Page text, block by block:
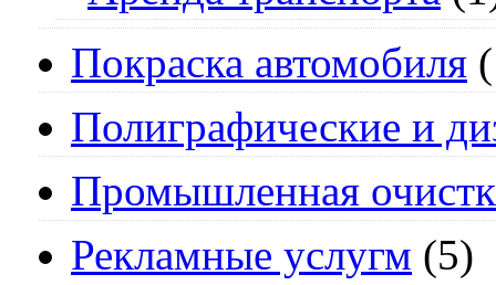
Покраска автомобиля
Полиграфические и
Промышленная
Рекламные услугм (5)